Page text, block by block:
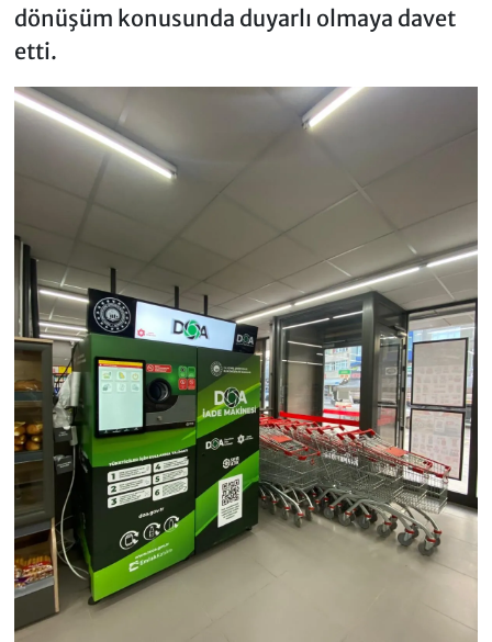
dönüşüm konusunda duyarlı olmaya davet
etti.